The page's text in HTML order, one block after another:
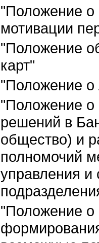
"Положение о
мотивации
"Положение
карт"
"Положение о
"Положение о
решений в
общество) и
полномочий
управления и
"Положение о